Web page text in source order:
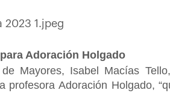
Adoración Holgado
Mayores, Isabel Macías
profesora Adoración Holgado,